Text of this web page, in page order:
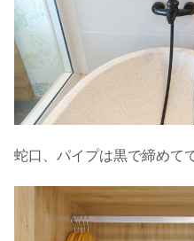
蛇口、パイプは黒で締めて